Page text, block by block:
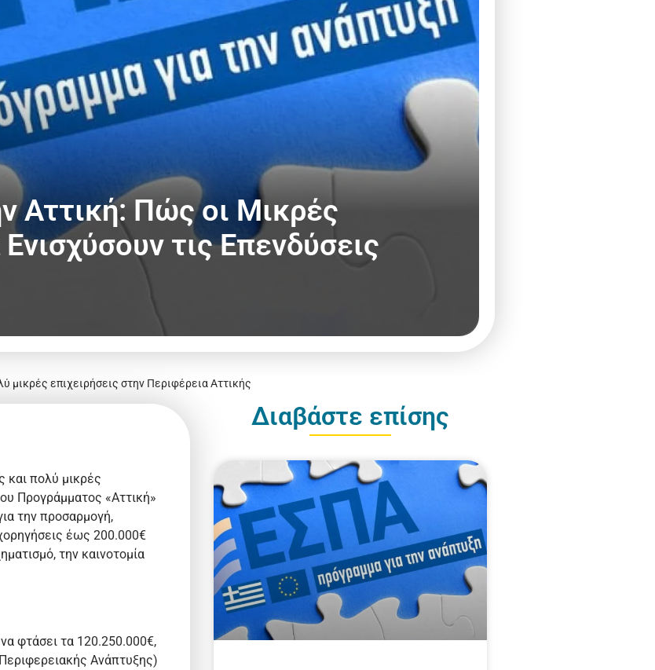
Αττική: Πώς οι Μικρές
τις Επενδύσεις
μικρές επιχειρήσεις στην Περιφέρεια Αττικής
και πολύ μικρές
Προγράμματος «Αττική»
την προσαρμογή,
έως 200.000€
την καινοτομία
φτάσει τα 120.250.000€,
Ανάπτυξης)
Διαβάστε επίσης